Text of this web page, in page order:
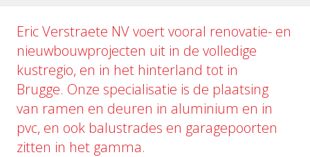
Eric Verstraete NV voert vooral renovatie- en
nieuwbouwprojecten uit in de volledige
kustregio, en in het hinterland tot in
Brugge. Onze specialisatie is de plaatsing
van ramen en deuren in aluminium en in
pvc, en ook balustrades en garagepoorten
zitten in het gamma.